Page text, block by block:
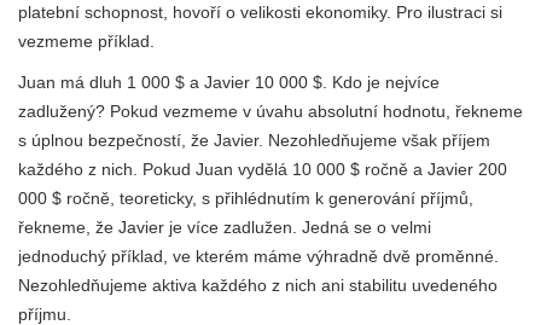
platební schopnost, hovoří o velikosti ekonomiky. Pro ilustraci si
vezmeme příklad.
Juan má dluh 1 000 $ a Javier 10 000 $. Kdo je nejvíce
zadlužený? Pokud vezmeme v úvahu absolutní hodnotu, řekneme
s úplnou bezpečností, že Javier. Nezohledňujeme však příjem
každého z nich. Pokud Juan vydělá 10 000 $ ročně a Javier 200
000 $ ročně, teoreticky, s přihlédnutím k generování příjmů,
řekneme, že Javier je více zadlužen. Jedná se o velmi
jednoduchý příklad, ve kterém máme výhradně dvě proměnné.
Nezohledňujeme aktiva každého z nich ani stabilitu uvedeného
příjmu.